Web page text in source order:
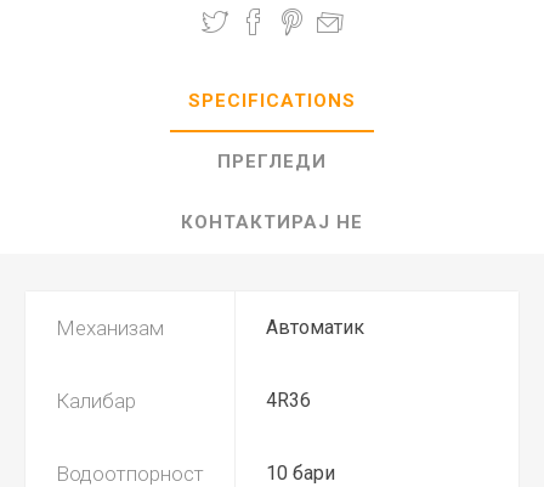
SPECIFICATIONS
ПРЕГЛЕДИ
КОНТАКТИРАЈ НЕ
Механизам Автоматик
Калибар 4R36
Водоотпорност 10 бари